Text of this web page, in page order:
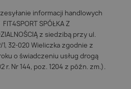
informacji handlowych
SPÓŁKA Z
z siedzibą przy ul.
32-020 Wieliczka zgodnie z
o świadczeniu usług drogą
r. Nr 144, poz. 1204 z późn. zm.).